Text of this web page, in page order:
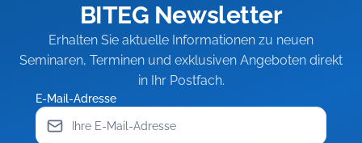
BITEG Newsletter
Erhalten Sie aktuelle Informationen zu neuen
Seminaren, Terminen und exklusiven Angeboten direkt
in Ihr Postfach.
E-Mail-Adresse